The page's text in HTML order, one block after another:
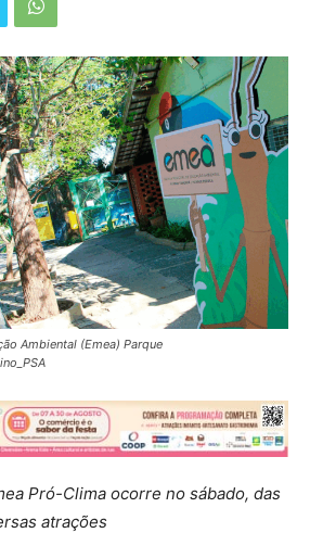
Ambiental (Emea) Parque
Pró-Clima ocorre no sábado, das
atrações